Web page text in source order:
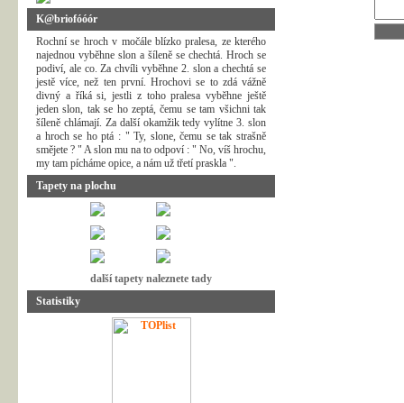
K@briofóóór
Rochní se hroch v močále blízko pralesa, ze kterého
najednou vyběhne slon a šíleně se chechtá. Hroch se
podiví, ale co. Za chvíli vyběhne 2. slon a chechtá se
jestě více, než ten první. Hrochovi se to zdá vážně
divný a říká si, jestli z toho pralesa vyběhne ještě
jeden slon, tak se ho zeptá, čemu se tam všichni tak
šíleně chlámají. Za další okamžik tedy vylítne 3. slon
a hroch se ho ptá : " Ty, slone, čemu se tak strašně
smějete ? " A slon mu na to odpoví : " No, víš hrochu,
my tam pícháme opice, a nám už třetí praskla ".
Tapety na plochu
další tapety naleznete tady
Statistiky